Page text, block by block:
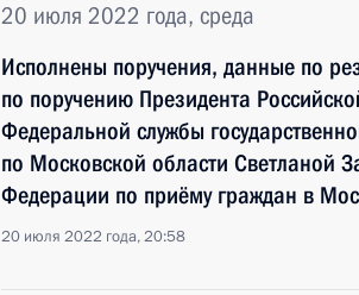
20 июля 2022 года, среда
Исполнены поручения, данные по
по поручению Президента
Федеральной службы
по Московской области Светланой
Федерации по приёму граждан в
20 июля 2022 года, 20:58